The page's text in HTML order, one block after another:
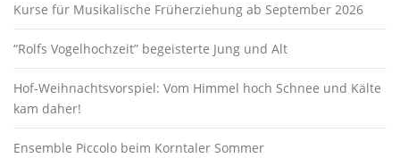
Kurse für Musikalische Früherziehung ab September 2026
“Rolfs Vogelhochzeit” begeisterte Jung und Alt
Hof-Weihnachtsvorspiel: Vom Himmel hoch Schnee und Kälte
kam daher!
Ensemble Piccolo beim Korntaler Sommer